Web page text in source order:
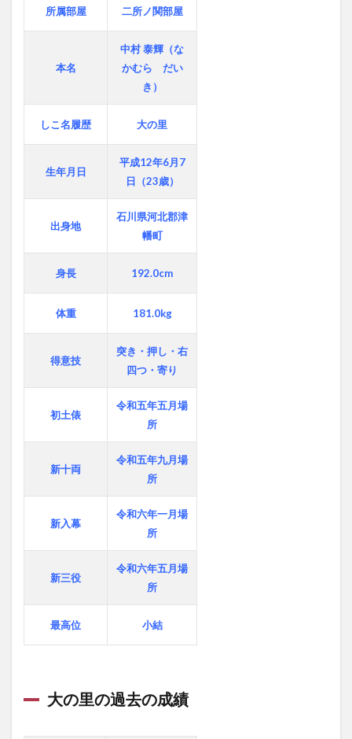
所属部屋 二所ノ関部屋
本名
中村 泰輝（な
かむら だい
き）
しこ名履歴 大の里
生年月日
平成12年6月7
日（23歳）
出身地
石川県河北郡津
幡町
身長 192.0cm
体重 181.0kg
得意技
突き・押し・右
四つ・寄り
初土俵
令和五年五月場
所
新十両
令和五年九月場
所
新入幕
令和六年一月場
所
新三役
令和六年五月場
所
最高位 小結
大の里の過去の成績